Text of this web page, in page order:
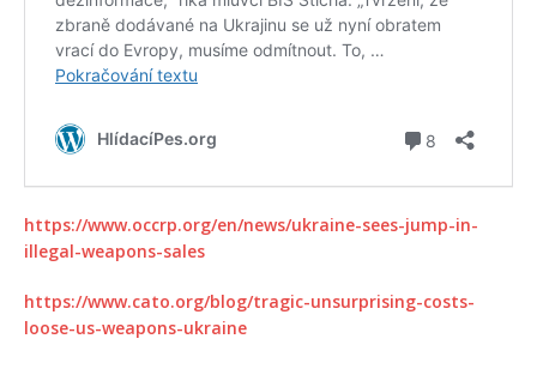
https://www.occrp.org/en/news/ukraine-sees-jump-in-
illegal-weapons-sales
https://www.cato.org/blog/tragic-unsurprising-costs-
loose-us-weapons-ukraine